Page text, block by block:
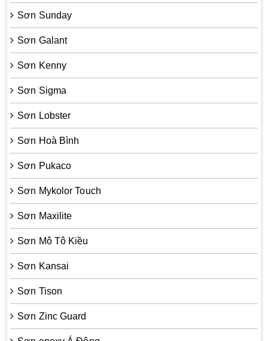
Sơn Sunday
Sơn Galant
Sơn Kenny
Sơn Sigma
Sơn Lobster
Sơn Hoà Bình
Sơn Pukaco
Sơn Mykolor Touch
Sơn Maxilite
Sơn Mô Tô Kiều
Sơn Kansai
Sơn Tison
Sơn Zinc Guard